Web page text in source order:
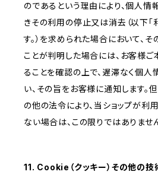
のであるという理由により、個人
きその利用の停止又は消去（以下「
す。）を求められた場合において、
ことが判明した場合には、お客様
ることを確認の上で、遅滞なく個
い、その旨をお客様に通知します。
の他の法令により、当ショップが利
ない場合は、この限りではありませ
11. Cookie（クッキー）その他の技